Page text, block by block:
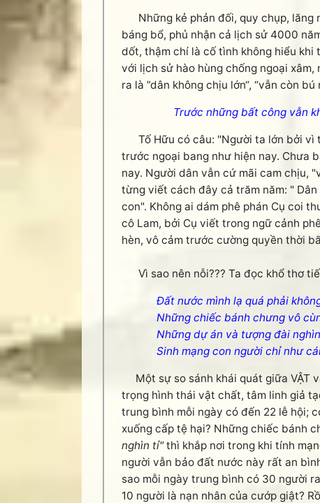
Những kẻ phản đối, quy chụp, lăng
báng bổ, phủ nhận cả lịch sử 4000
dốt, thậm chí là cố tình không hiểu
với lịch sử hào hùng chống ngoại
ra là ”dân không chịu lớn“, “vẫn còn
Trước những bất công vẫn
Tố Hữu có câu: "Người ta lớn bởi vì
trước ngoại bang như hiện nay. Chưa
nay. Người dân vẫn cứ mãi cam chịu,
từng viết cách đây cả trăm năm: "
con". Không ai dám phê phán Cụ coi
cô Lam, bởi Cụ viết trong ngữ cảnh
hèn, vô cảm trước cường quyền thời
Vì sao nên nỗi??? Ta đọc khổ thơ
Đất nước mình lạ quá phải
Những chiếc bánh chưng vô
Những dự án và tượng đài
Sinh mạng con người chỉ như
Một sự so sánh khái quát giữa VẬT
trọng hình thái vật chất, tâm linh giả
trung bình mỗi ngày có đến 22 lễ hội;
xuống cấp tệ hại? Những chiếc bánh
nghìn tỉ"thì khắp nơi trong khi tính
người vẫn bảo đất nước này rất an
sao mỗi ngày trung bình có 30 người
10 người là nạn nhân của cướp giật?